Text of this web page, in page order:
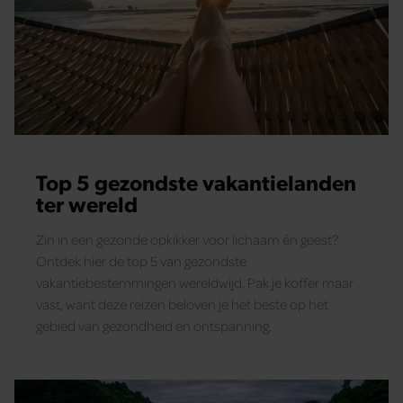
Top 5 gezondste vakantielanden
ter wereld
Zin in een gezonde opkikker voor lichaam én geest?
Ontdek hier de top 5 van gezondste
vakantiebestemmingen wereldwijd. Pak je koffer maar
vast, want deze reizen beloven je het beste op het
gebied van gezondheid en ontspanning.